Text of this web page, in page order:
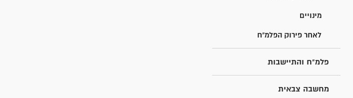
מינויים
לאחר פירוק הפלמ"ח
פלמ"ח והתיישבות
מחשבה צבאית